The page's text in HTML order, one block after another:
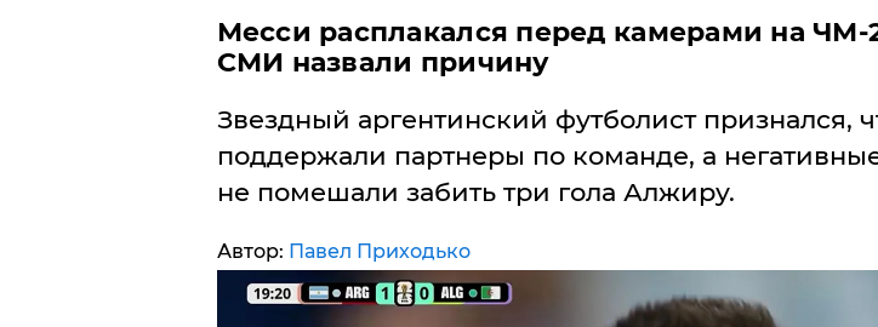
Месси расплакался перед камерами на ЧМ-
СМИ назвали причину
Звездный аргентинский футболист признался,
поддержали партнеры по команде, а
не помешали забить три гола Алжиру.
Автор: Павел Приходько